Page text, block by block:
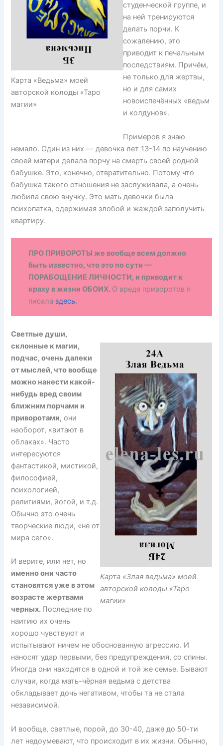
Карта «Ведьма» моей
авторской колоды «Таро
магии»
студенческой группе, и
на ней тренируются
делать порчи. К
сожалению, это
приводит к печальным
последствиям. Причём,
не только для жертвы,
но и для самих
новоиспечённых «ведьм
и колдунов».
Примеров я знаю
немало. Один из них — девочка лет 13-14 по научению
своей матери делала порчу на смерть своей родной
бабушке. Это, конечно, отвратительно. Потому что
бабушка такого отношения не заслуживала, а очень
любила свою внучку. Это мать девочки была
психопатка, одержимая злобой и жаждой заполучить
квартиру.
ПРО ПРИВОРОТЫ же вообще всем должно
быть известно, что это по сути —
ПОРАБОЩЕНИЕ ЛИЧНОСТИ, и приводит к
краху в жизни ОБОИХ. О вреде приворотов я
писалаздесь.
Карта «Злая ведьма» моей
авторской колоды «Таро
магии»
Светлые души,
склонные к магии,
подчас, очень далеки
от мыслей, что вообще
можно нанести какой-
нибудь вред своим
ближним порчами и
приворотами, они
наоборот, «витают в
облаках». Часто
интересуются
фантастикой, мистикой,
философией,
психологией,
религиями, йогой, и т.д.
Обычно это очень
творческие люди, «не от
мира сего».
И верите, или нет, но
именно они часто
становятся уже в этом
возрасте жертвами
черных. Последние по
наитию их очень
хорошо чувствуют и
испытывают ничем не обоснованную агрессию. И
наносят удар первыми, без предупреждения, со спины.
Иногда они находятся в одной и той же семье. Бывают
случаи, когда мать-чёрная ведьма с детства
обкладывает дочь негативом, чтобы та не стала
независимой.
И вообще, светлые, порой, до 30-40, даже до 50-ти
лет недоумевают, что происходит в их жизни. Обычно,